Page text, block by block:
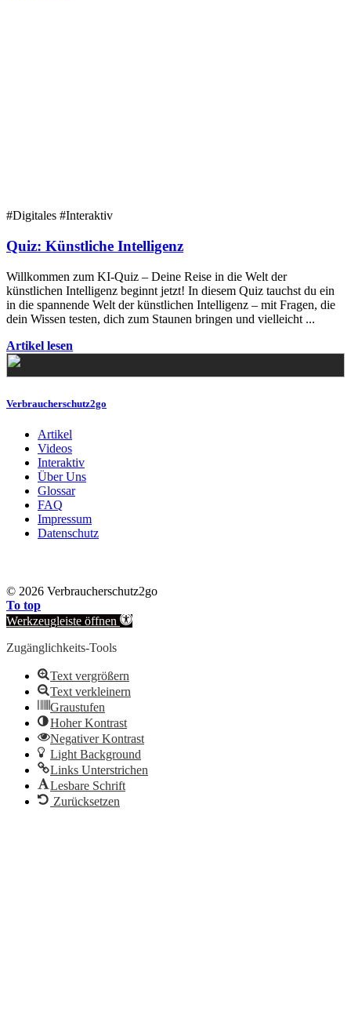
#Digitales #Interaktiv
Quiz: Künstliche Intelligenz
Willkommen zum KI-Quiz – Deine Reise in die Welt der
künstlichen Intelligenz beginnt jetzt! In diesem Quiz tauchst du ein
in die spannende Welt der künstlichen Intelligenz – mit Fragen, die
dein Wissen testen, dich zum Staunen bringen und vielleicht ...
Artikel lesen
Verbraucherschutz2go
Artikel
Videos
Interaktiv
Über Uns
Glossar
FAQ
Impressum
Datenschutz
© 2026 Verbraucherschutz2go
To top
Werkzeugleiste öffnen
Zugänglichkeits-Tools
Text vergrößern
Text verkleinern
Graustufen
Hoher Kontrast
Negativer Kontrast
Light Background
Links Unterstrichen
Lesbare Schrift
Zurücksetzen